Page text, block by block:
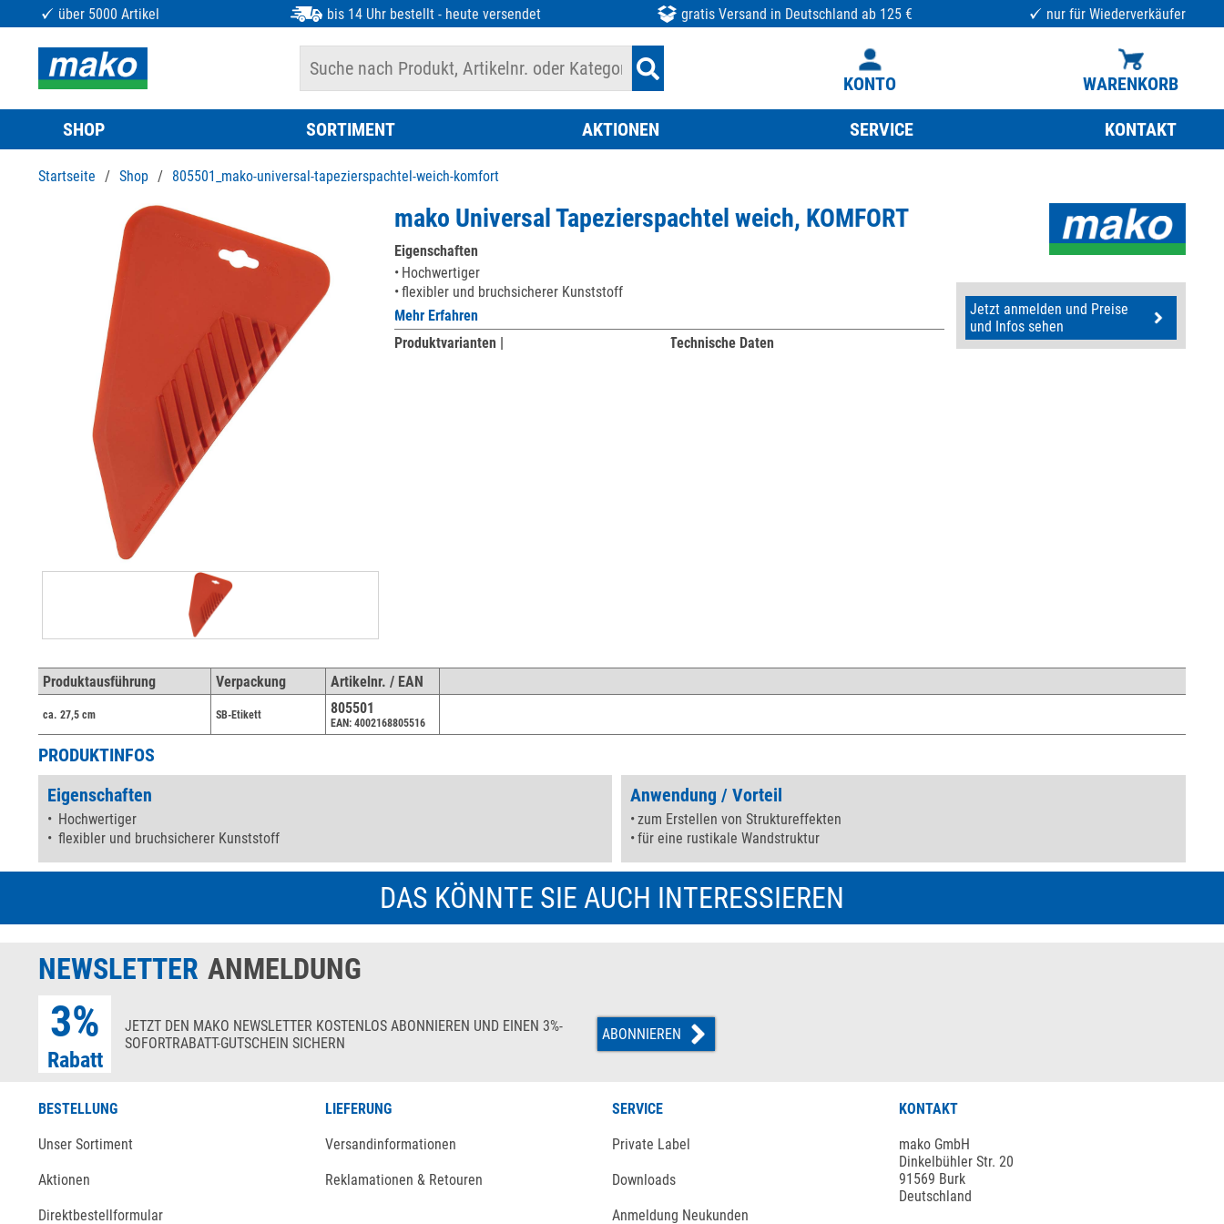
über 5000 Artikel bis 14 Uhr bestellt - heute versendet gratis Versand in Deutschland ab 125 € nur für Wiederverkäufer
KONTO WARENKORB
SHOP SORTIMENT AKTIONEN SERVICE KONTAKT
Startseite / Shop / 805501_mako-universal-tapezierspachtel-weich-komfort
mako Universal Tapezierspachtel weich, KOMFORT
Eigenschaften
Hochwertiger
flexibler und bruchsicherer Kunststoff
Mehr Erfahren
Produktvarianten |
Technische Daten
Jetzt anmelden und Preise
und Infos sehen
Produktausführung Verpackung Artikelnr. / EAN
ca. 27,5 cm SB-Etikett 805501
EAN: 4002168805516
PRODUKTINFOS
Eigenschaften
Hochwertiger
flexibler und bruchsicherer Kunststoff
Anwendung / Vorteil
zum Erstellen von Struktureffekten
für eine rustikale Wandstruktur
DAS KÖNNTE SIE AUCH INTERESSIEREN
NEWSLETTER ANMELDUNG
3%
Rabatt
JETZT DEN MAKO NEWSLETTER KOSTENLOS ABONNIEREN UND EINEN 3%-
SOFORTRABATT-GUTSCHEIN SICHERN
ABONNIEREN
BESTELLUNG
Unser Sortiment
Aktionen
Direktbestellformular
LIEFERUNG
Versandinformationen
Reklamationen & Retouren
SERVICE
Private Label
Downloads
Anmeldung Neukunden
KONTAKT
mako GmbH
Dinkelbühler Str. 20
91569 Burk
Deutschland